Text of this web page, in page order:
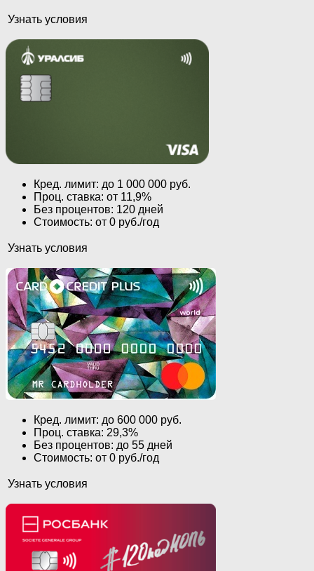
Узнать условия
Кред. лимит: до 1 000 000 руб.
Проц. ставка: от 11,9%
Без процентов: 120 дней
Стоимость: от 0 руб./год
Узнать условия
Кред. лимит: до 600 000 руб.
Проц. ставка: 29,3%
Без процентов: до 55 дней
Стоимость: от 0 руб./год
Узнать условия